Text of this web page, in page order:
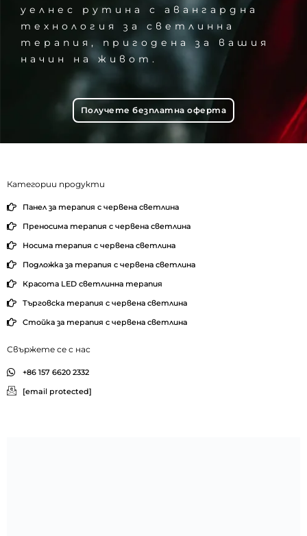
уелнес рутина с авангардна
технология за светлинна
терапия, пригодена за вашия
начин на живот.
Получете безплатна оферта
Категории продукти
Панел за терапия с червена светлина
Преносима терапия с червена светлина
Носима терапия с червена светлина
Подложка за терапия с червена светлина
Красота LED светлинна терапия
Търговска терапия с червена светлина
Стойка за терапия с червена светлина
Свържете се с нас
+86 157 6620 2332
[email protected]